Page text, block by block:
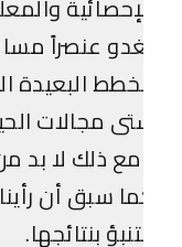
عنصراً مساعداً
البعيدة
مجالات الحياة
ذلك لا بد من
سبق أن رأينا
بنتائجها.